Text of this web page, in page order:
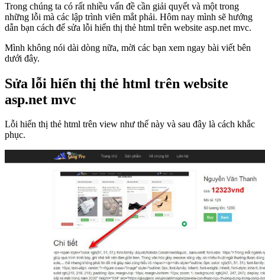
Trong chúng ta có rất nhiều vấn đề cần giải quyết và một trong
những lỗi mà các lập trình viên mắt phải. Hôm nay mình sẽ hướng
dẫn bạn cách để sửa lỗi hiển thị thẻ html trên website asp.net mvc.
Mình không nói dài dòng nữa, mời các bạn xem ngay bài viết bên
dưới đây.
Sửa lỗi hiển thị thẻ html trên website
asp.net mvc
Lỗi hiển thị thẻ html trên view như thế này và sau đây là cách khắc
phục.